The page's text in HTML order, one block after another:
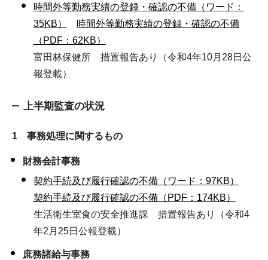
時間外等勤務実績の登録・確認の不備（ワード：
35KB）
時間外等勤務実績の登録・確認の不備
（PDF：62KB）
富田林保健所 措置報告あり（令和4年10月28日公
報登載）
上半期監査の状況
1 事務処理に関するもの
財務会計事務
契約手続及び履行確認の不備（ワード：97KB）
契約手続及び履行確認の不備（PDF：174KB）
生活衛生室食の安全推進課 措置報告あり（令和4
年2月25日公報登載）
庶務諸給与事務